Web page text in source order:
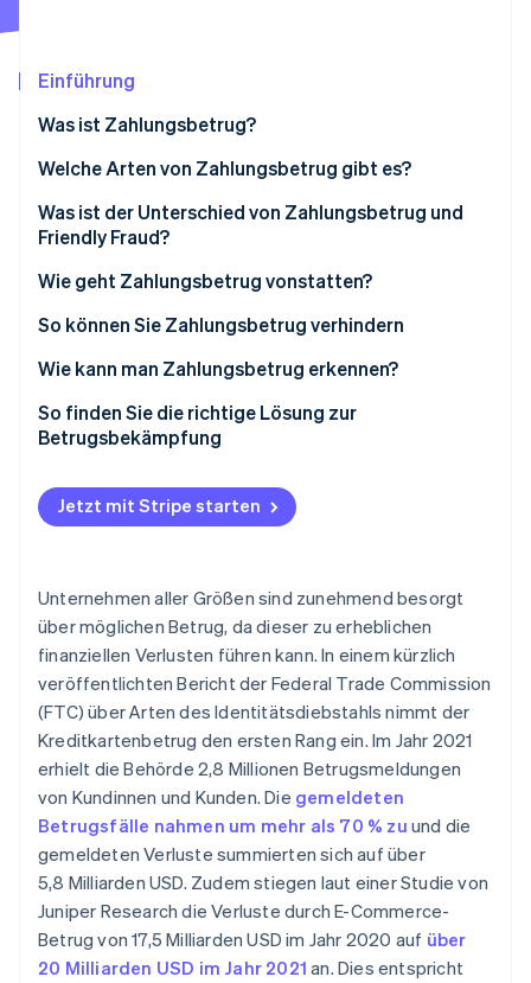
CO₂-Entnahme
Identity
Online-Identitätsprüfung
Stripe-Sessions 2026
Erfahren Sie, wie Stripe Lösungen für die
Jetzt ansehen
Einführung
Was ist Zahlungsbetrug?
Welche Arten von Zahlungsbetrug gibt es?
Was ist der Unterschied von Zahlungsbetrug und
Friendly Fraud?
Wie geht Zahlungsbetrug vonstatten?
So können Sie Zahlungsbetrug verhindern
Wie kann man Zahlungsbetrug erkennen?
So finden Sie die richtige Lösung zur
Betrugsbekämpfung
Automatische Zahlungsüberwachung
Maschinelles Lernen
Benutzerdefinierter Schutz
Selfserviceparameter
Weniger Betrug führt zu messbaren Erfolgen
Jetzt mit Stripe starten
Unternehmen aller Größen sind zunehmend besorgt
über möglichen Betrug, da dieser zu erheblichen
finanziellen Verlusten führen kann. In einem kürzlich
veröffentlichten Bericht der Federal Trade Commission
(FTC) über Arten des Identitätsdiebstahls nimmt der
Kreditkartenbetrug den ersten Rang ein. Im Jahr 2021
erhielt die Behörde 2,8 Millionen Betrugsmeldungen
von Kundinnen und Kunden. Die gemeldeten
Betrugsfälle nahmen um mehr als 70 % zu und die
gemeldeten Verluste summierten sich auf über
5,8 Milliarden USD. Zudem stiegen laut einer Studie von
Juniper Research die Verluste durch E-Commerce-
Betrug von 17,5 Milliarden USD im Jahr 2020 auf über
20 Milliarden USD im Jahr 2021 an. Dies entspricht